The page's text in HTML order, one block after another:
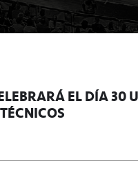
EL DÍA 30